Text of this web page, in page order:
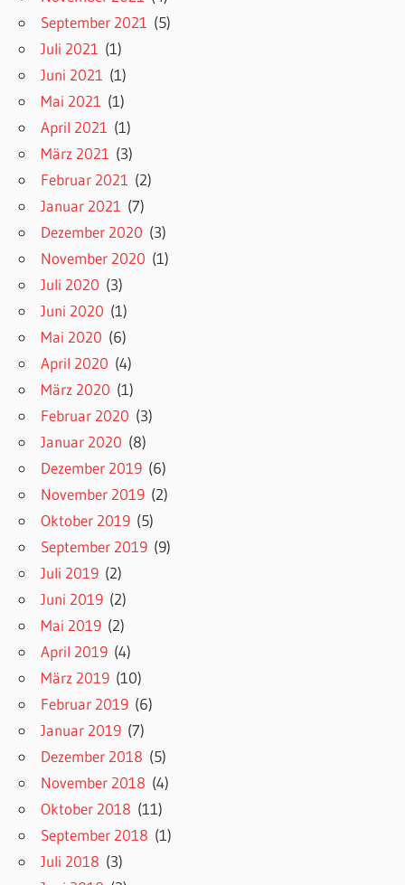
September 2021 (5)
Juli 2021 (1)
Juni 2021 (1)
Mai 2021 (1)
April 2021 (1)
März 2021 (3)
Februar 2021 (2)
Januar 2021 (7)
Dezember 2020 (3)
November 2020 (1)
Juli 2020 (3)
Juni 2020 (1)
Mai 2020 (6)
April 2020 (4)
März 2020 (1)
Februar 2020 (3)
Januar 2020 (8)
Dezember 2019 (6)
November 2019 (2)
Oktober 2019 (5)
September 2019 (9)
Juli 2019 (2)
Juni 2019 (2)
Mai 2019 (2)
April 2019 (4)
März 2019 (10)
Februar 2019 (6)
Januar 2019 (7)
Dezember 2018 (5)
November 2018 (4)
Oktober 2018 (11)
September 2018 (1)
Juli 2018 (3)